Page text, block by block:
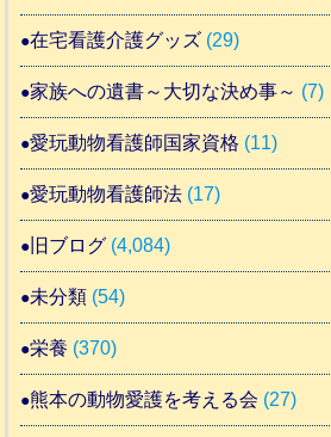
在宅看護介護グッズ (29)
家族への遺書～大切な決め事～ (7)
愛玩動物看護師国家資格 (11)
愛玩動物看護師法 (17)
旧ブログ (4,084)
未分類 (54)
栄養 (370)
熊本の動物愛護を考える会 (27)